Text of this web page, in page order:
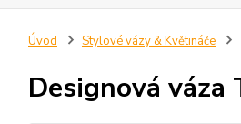
Úvod Stylové vázy & Květináče
Designová váza